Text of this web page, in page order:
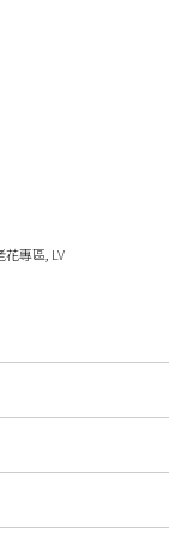
花專區 LV